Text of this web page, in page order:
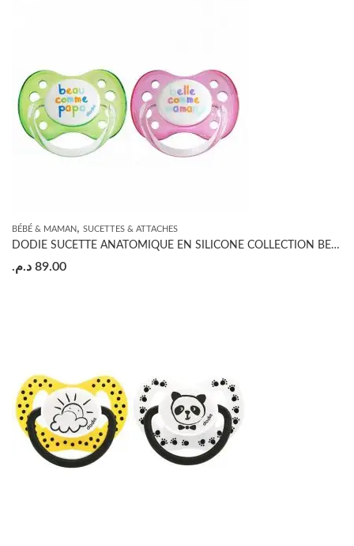
BÉBÉ & MAMAN, SUCETTES & ATTACHES
DODIE SUCETTE ANATOMIQUE EN SILICONE COLLECTION BEAU ET BELLE 0-6 MOIS
89.00 د.م.